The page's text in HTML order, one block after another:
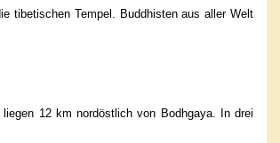
tibetischen Tempel. Buddhisten aus aller Welt
12 km nordöstlich von Bodhgaya. In drei